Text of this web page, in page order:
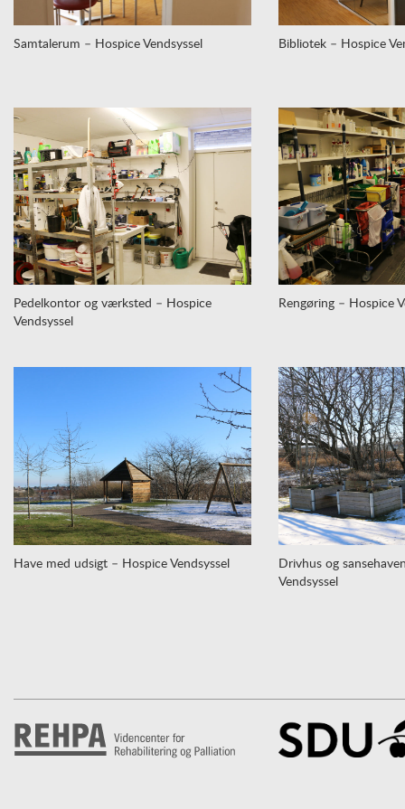
Samtalerum – Hospice Vendsyssel Bibliotek – Hospice
Pedelkontor og værksted – Hospice
Vendsyssel
Rengøring – Hospice
Have med udsigt – Hospice Vendsyssel
Drivhus og
Vendsyssel